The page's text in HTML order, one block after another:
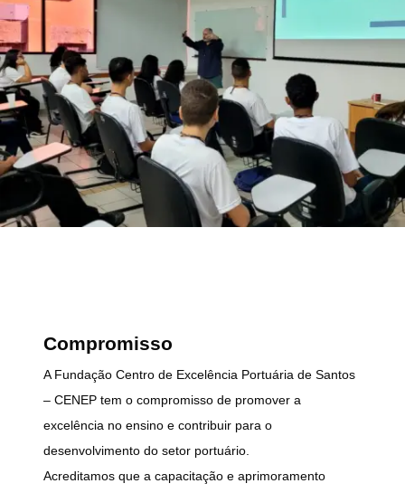
Compromisso
A Fundação Centro de Excelência Portuária de Santos
– CENEP tem o compromisso de promover a
excelência no ensino e contribuir para o
desenvolvimento do setor portuário.
Acreditamos que a capacitação e aprimoramento